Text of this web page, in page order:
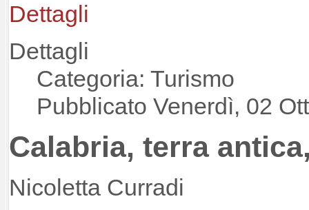
Dettagli
Dettagli
Categoria: Turismo
Pubblicato Venerdì, 02
Calabria, terra
Nicoletta Curradi